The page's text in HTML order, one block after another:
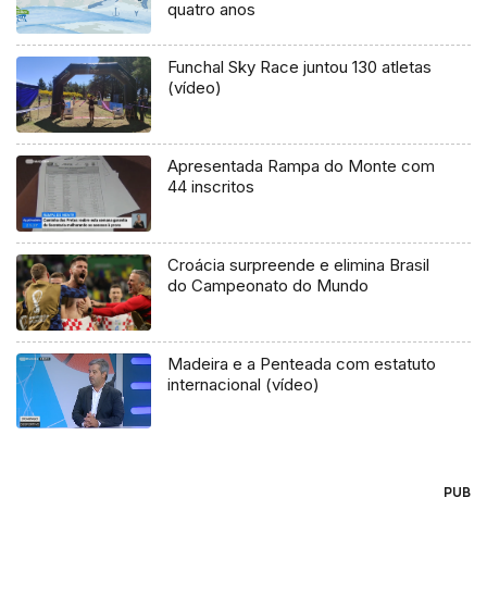
quatro anos
Funchal Sky Race juntou 130 atletas
(vídeo)
Apresentada Rampa do Monte com
44 inscritos
Croácia surpreende e elimina Brasil
do Campeonato do Mundo
Madeira e a Penteada com estatuto
internacional (vídeo)
PUB